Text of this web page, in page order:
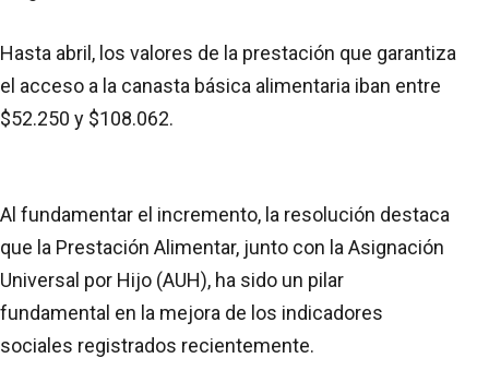
Hasta abril, los valores de la prestación que garantiza
el acceso a la canasta básica alimentaria iban entre
$52.250 y $108.062.
Al fundamentar el incremento, la resolución destaca
que la Prestación Alimentar, junto con la Asignación
Universal por Hijo (AUH), ha sido un pilar
fundamental en la mejora de los indicadores
sociales registrados recientemente.